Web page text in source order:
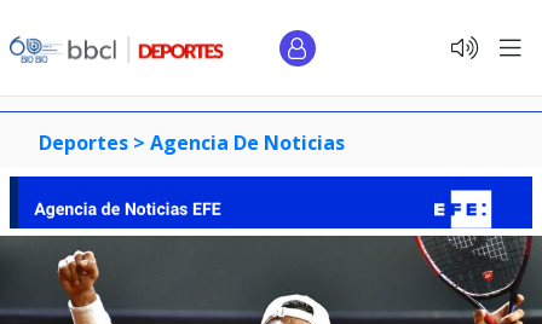
Deportes > Agencia De Noticias